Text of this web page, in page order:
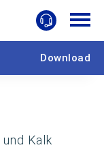
Download
Kalk